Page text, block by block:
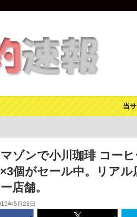
当
ゾンで小川珈琲 コー
個がセール中。リア
店舗。
年5月23日